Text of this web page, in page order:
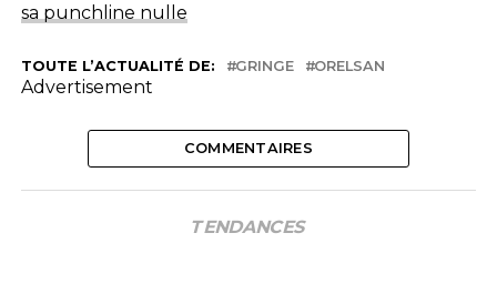
sa punchline nulle
TOUTE L’ACTUALITÉ DE: GRINGE ORELSAN
Advertisement
COMMENTAIRES
TENDANCES